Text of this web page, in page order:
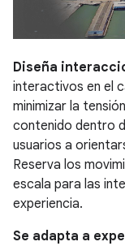
Diseña
interactivos en el
minimizar la
contenido dentro
usuarios a
Reserva los
escala para las
experiencia.
Se adapta a